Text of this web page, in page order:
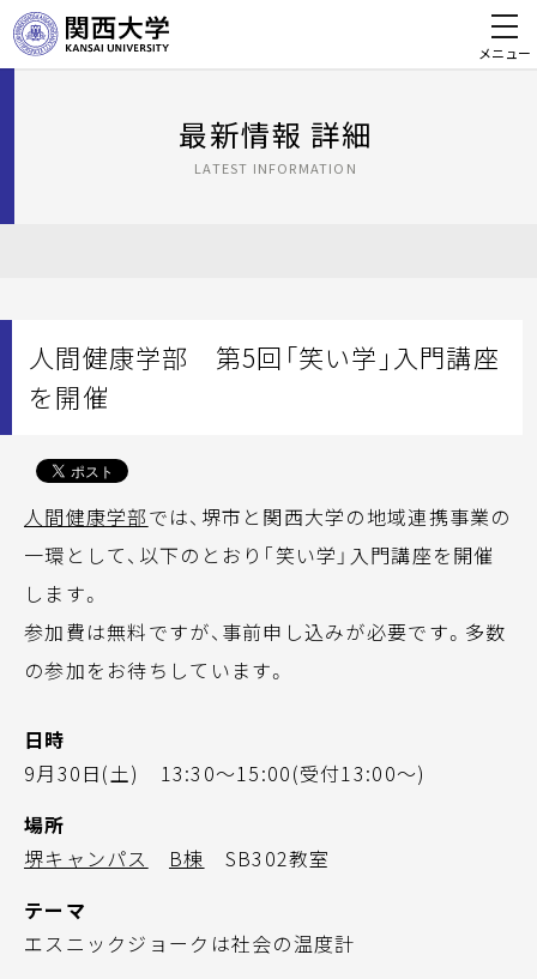
メニュー
最新情報 詳細
LATEST INFORMATION
人間健康学部 第5回「笑い学」入門講座
を開催
人間健康学部では、堺市と関西大学の地域連携事業の
一環として、以下のとおり「笑い学」入門講座を開催
します。
参加費は無料ですが、事前申し込みが必要です。多数
の参加をお待ちしています。
日時
9月30日(土) 13:30～15:00(受付13:00～)
場所
堺キャンパス
B棟 SB302教室
テーマ
エスニックジョークは社会の温度計